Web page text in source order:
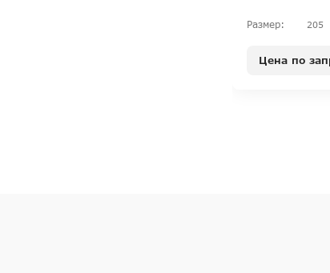
Размер: 205
Цена по